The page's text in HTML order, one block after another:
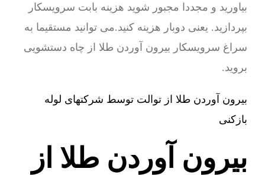
بیاورید و مجددا مجبور شوید هزینه بابت سرویسکار
بپردازید. یعنی دوبار هزینه کنید.می توانید مستقیما به
سراغ سرویسکار بیرون آوردن طلا از چاه دستشویی
بروید.
بیرون آوردن طلا از توالت توسط شرکتهای لوله
بازکنی
بیرون آوردن طلا از